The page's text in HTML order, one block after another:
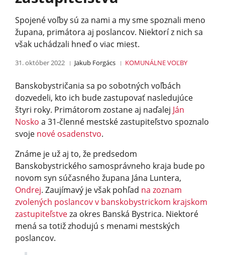
Spojené voľby sú za nami a my sme spoznali meno
župana, primátora aj poslancov. Niektorí z nich sa
však uchádzali hneď o viac miest.
31. október 2022 Jakub Forgács KOMUNÁLNE VOĽBY
Banskobystričania sa po sobotných voľbách
dozvedeli, kto ich bude zastupovať nasledujúce
štyri roky. Primátorom zostane aj naďalej Ján
Nosko a 31-členné mestské zastupiteľstvo spoznalo
svoje nové osadenstvo.
Známe je už aj to, že predsedom
Banskobystrického samosprávneho kraja bude po
novom syn súčasného župana Jána Luntera,
Ondrej. Zaujímavý je však pohľad na zoznam
zvolených poslancov v banskobystrickom krajskom
zastupiteľstveza okres Banská Bystrica. Niektoré
mená sa totiž zhodujú s menami mestských
poslancov.